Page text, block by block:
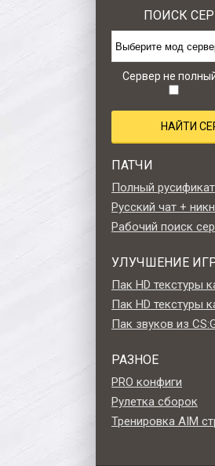
CS 1.6
ПОИСК
Сервер не
НАЙТИ
ПАТЧИ
Полный
Русский чат +
Рабочий поиск
УЛУЧШЕНИЕ
Пак HD текстуры
Пак HD текстуры
Пак звуков из
РАЗНОЕ
PRO конфиги
Рулетка сборок
Тренировка AIM